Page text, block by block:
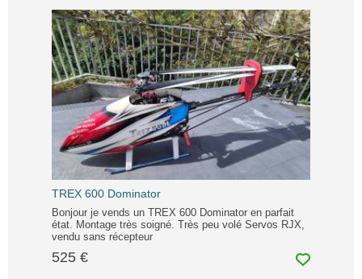
TREX 600 Dominator
Bonjour je vends un TREX 600 Dominator en parfait
état. Montage très soigné. Très peu volé Servos RJX,
vendu sans récepteur
525 €